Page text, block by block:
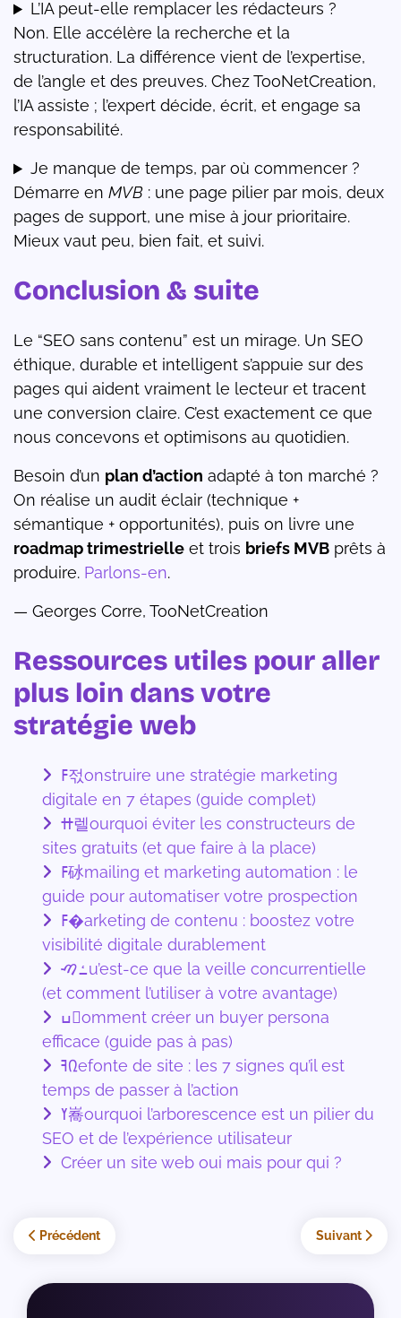
L’IA peut-elle remplacer les rédacteurs ?
Non. Elle accélère la recherche et la
structuration. La différence vient de l’expertise,
de l’angle et des preuves. Chez TooNetCreation,
l’IA assiste ; l’expert décide, écrit, et engage sa
responsabilité.
Je manque de temps, par où commencer ?
Démarre en MVB : une page pilier par mois, deux
pages de support, une mise à jour prioritaire.
Mieux vaut peu, bien fait, et suivi.
Conclusion & suite
Le “SEO sans contenu” est un mirage. Un SEO
éthique, durable et intelligent s’appuie sur des
pages qui aident vraiment le lecteur et tracent
une conversion claire. C’est exactement ce que
nous concevons et optimisons au quotidien.
Besoin d’un plan d’action adapté à ton marché ?
On réalise un audit éclair (technique +
sémantique + opportunités), puis on livre une
roadmap trimestrielle et trois briefs MVB prêts à
produire. Parlons-en.
— Georges Corre, TooNetCreation
Ressources utiles pour aller
plus loin dans votre
stratégie web
digitale en 7 étapes (guide complet)
sites gratuits (et que faire à la place)
guide pour automatiser votre prospection
visibilité digitale durablement
(et comment l’utiliser à votre avantage)
efficace (guide pas à pas)
temps de passer à l’action
SEO et de l’expérience utilisateur
Créer un site web oui mais pour qui ?
Article précédent : Embeddings et Google Search :
Précédent Article suivant
Suivant